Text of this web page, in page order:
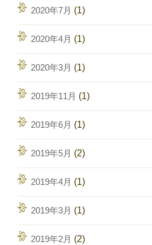
2020年7月 (1)
2020年4月 (1)
2020年3月 (1)
2019年11月 (1)
2019年6月 (1)
2019年5月 (2)
2019年4月 (1)
2019年3月 (1)
2019年2月 (2)